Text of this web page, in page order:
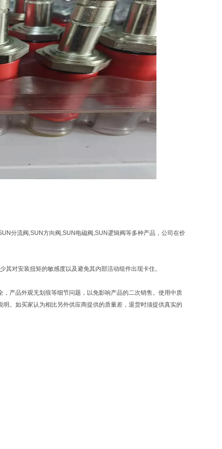
分流阀,SUN方向阀,SUN电磁阀,SUN逻辑阀等多种产品，公司在价
对安装扭矩的敏感度以及避免其内部活动组件出现卡住。
产品外观无划痕等细节问题，以免影响产品的二次销售。使用中质
。如买家认为相比另外供应商提供的质量差，退货时须提供真实的